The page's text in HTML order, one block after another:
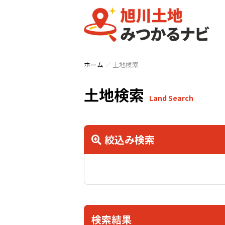
ホーム 土地検索
土地検索 Land Search
絞込み検索
検索結果